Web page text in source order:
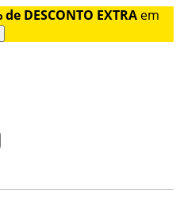
de DESCONTO EXTRA em